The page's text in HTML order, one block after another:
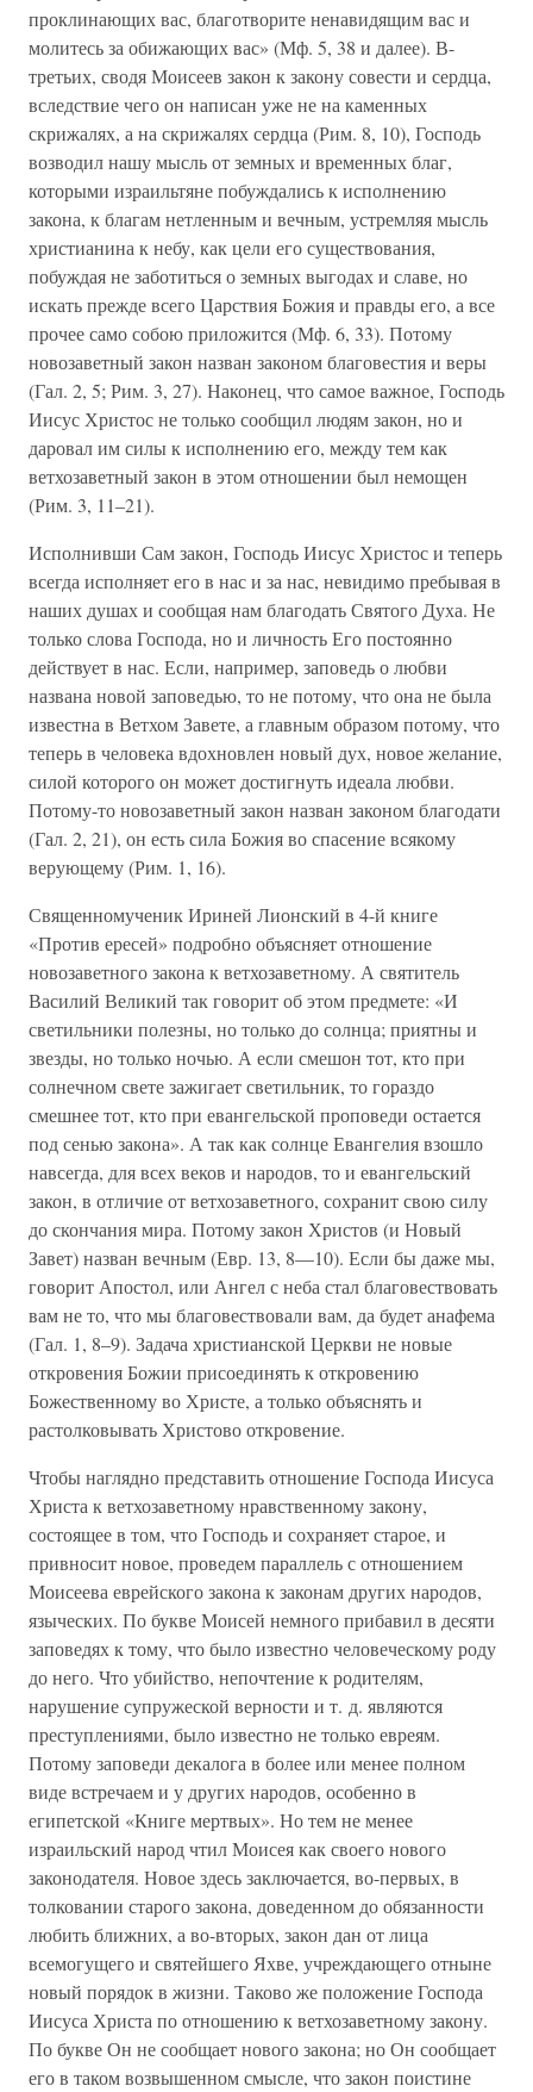
проклинающих вас, благотворите ненавидящим вас и
молитесь за обижающих вас» (Мф. 5, 38 и далее). В-
третьих, сводя Моисеев закон к закону совести и сердца,
вследствие чего он написан уже не на каменных
скрижалях, а на скрижалях сердца (Рим. 8, 10), Господь
возводил нашу мысль от земных и временных благ,
которыми израильтяне побуждались к исполнению
закона, к благам нетленным и вечным, устремляя мысль
христианина к небу, как цели его существования,
побуждая не заботиться о земных выгодах и славе, но
искать прежде всего Царствия Божия и правды его, а все
прочее само собою приложится (Мф. 6, 33). Потому
новозаветный закон назван законом благовестия и веры
(Гал. 2, 5; Рим. 3, 27). Наконец, что самое важное, Господь
Иисус Христос не только сообщил людям закон, но и
даровал им силы к исполнению его, между тем как
ветхозаветный закон в этом отношении был немощен
(Рим. 3, 11–21).
Исполнивши Сам закон, Господь Иисус Христос и теперь
всегда исполняет его в нас и за нас, невидимо пребывая в
наших душах и сообщая нам благодать Святого Духа. Не
только слова Господа, но и личность Его постоянно
действует в нас. Если, например, заповедь о любви
названа новой заповедью, то не потому, что она не была
известна в Ветхом Завете, а главным образом потому, что
теперь в человека вдохновлен новый дух, новое желание,
силой которого он может достигнуть идеала любви.
Потому-то новозаветный закон назван законом благодати
(Гал. 2, 21), он есть сила Божия во спасение всякому
верующему (Рим. 1, 16).
Священномученик Ириней Лионский в 4-й книге
«Против ересей» подробно объясняет отношение
новозаветного закона к ветхозаветному. А святитель
Василий Великий так говорит об этом предмете: «И
светильники полезны, но только до солнца; приятны и
звезды, но только ночью. А если смешон тот, кто при
солнечном свете зажигает светильник, то гораздо
смешнее тот, кто при евангельской проповеди остается
под сенью закона». А так как солнце Евангелия взошло
навсегда, для всех веков и народов, то и евангельский
закон, в отличие от ветхозаветного, сохранит свою силу
до скончания мира. Потому закон Христов (и Новый
Завет) назван вечным (Евр. 13, 8—10). Если бы даже мы,
говорит Апостол, или Ангел с неба стал благовествовать
вам не то, что мы благовествовали вам, да будет анафема
(Гал. 1, 8–9). Задача христианской Церкви не новые
откровения Божии присоединять к откровению
Божественному во Христе, а только объяснять и
растолковывать Христово откровение.
Чтобы наглядно представить отношение Господа Иисуса
Христа к ветхозаветному нравственному закону,
состоящее в том, что Господь и сохраняет старое, и
привносит новое, проведем параллель с отношением
Моисеева еврейского закона к законам других народов,
языческих. По букве Моисей немного прибавил в десяти
заповедях к тому, что было известно человеческому роду
до него. Что убийство, непочтение к родителям,
нарушение супружеской верности и т. д. являются
преступлениями, было известно не только евреям.
Потому заповеди декалога в более или менее полном
виде встречаем и у других народов, особенно в
египетской «Книге мертвых». Но тем не менее
израильский народ чтил Моисея как своего нового
законодателя. Новое здесь заключается, во-первых, в
толковании старого закона, доведенном до обязанности
любить ближних, а во-вторых, закон дан от лица
всемогущего и святейшего Яхве, учреждающего отныне
новый порядок в жизни. Таково же положение Господа
Иисуса Христа по отношению к ветхозаветному закону.
По букве Он не сообщает нового закона; но Он сообщает
его в таком возвышенном смысле, что закон поистине